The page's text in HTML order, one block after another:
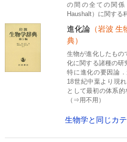
の間の全ての関
Haushalt）に関する
進化論 （岩波
典）
生物が進化したもの
化に関する諸種の研
特に進化の要因論
18世紀中葉より現
として最初の体系
（⇒用不用）
生物学と同じカ